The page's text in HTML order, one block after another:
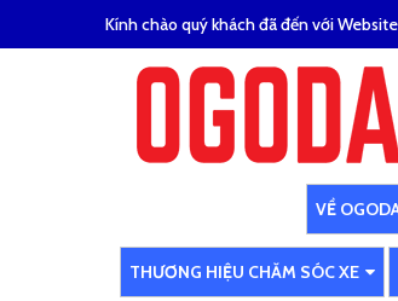
Kính chào quý khách đã đến với
VỀ
THƯƠNG HIỆU CHĂM SÓC XE